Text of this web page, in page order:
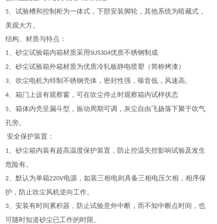
5、试验槽和控制柜为一体式，下部安装脚轮，其他系统为暗藏式，
美观大方。
结构、材质与特点：
1、砂尘试验箱内箱材质采用SUS304优质不锈钢制成
2、砂尘试验箱外箱材质为优质冷轧板静电喷塑 （简称烤漆）
3、吹尘电机为特制不锈钢壳体，密封性强，噪音低，风速高。
4、箱门上设有观察窗，可在吹尘停止时观察箱内试样状态
5、箱体内壳呈漏斗型，振动周期可调，灰尘自由飞扬落下聚于吹气
孔旁。
安全保护装置：
1、砂尘箱内装有超高温度保护装置 ，防止控温失控影响试验及发生
危险有。
2、默认为单箱220V电源，如装三相电则具备三相电压欠相，相序保
护，防止吹尘风机逆向工作。
3、安装有时间累积器，防止试验意外中断，而不知中断点时间 ，也
可随时知道砂尘已工作的时限。